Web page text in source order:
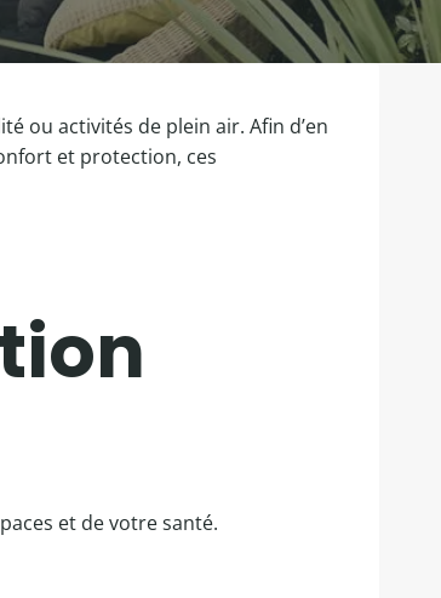
ou activités de plein air. Afin d’en
et protection, ces
et de votre santé.